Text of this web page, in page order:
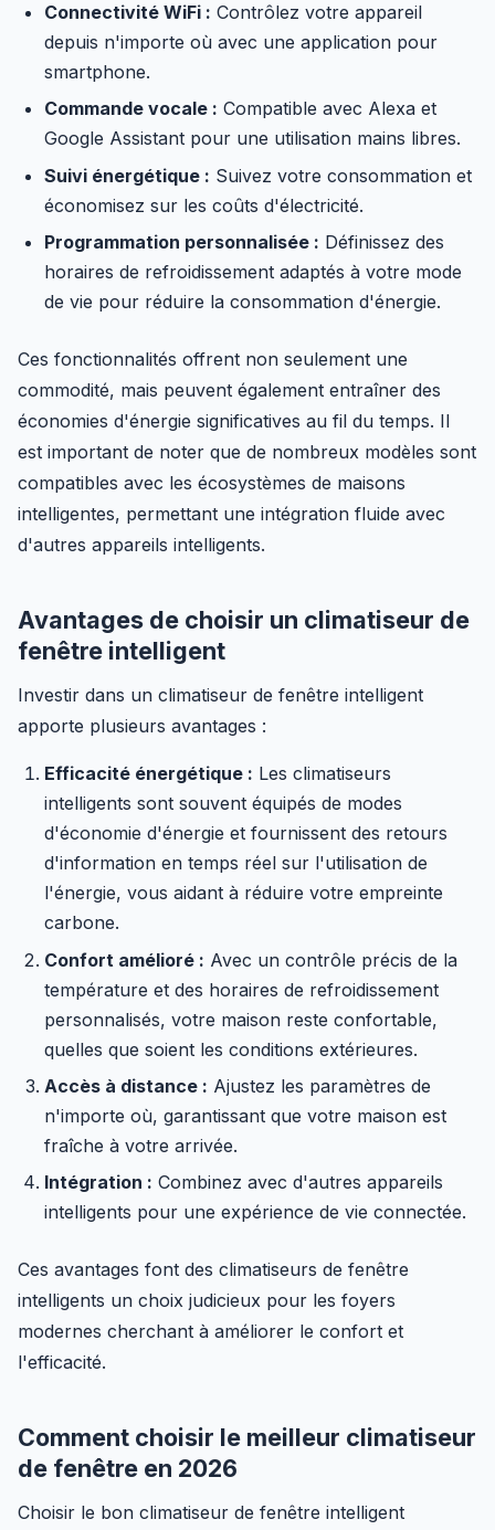
Connectivité WiFi : Contrôlez votre appareil
depuis n'importe où avec une application pour
smartphone.
Commande vocale : Compatible avec Alexa et
Google Assistant pour une utilisation mains libres.
Suivi énergétique : Suivez votre consommation et
économisez sur les coûts d'électricité.
Programmation personnalisée : Définissez des
horaires de refroidissement adaptés à votre mode
de vie pour réduire la consommation d'énergie.
Ces fonctionnalités offrent non seulement une
commodité, mais peuvent également entraîner des
économies d'énergie significatives au fil du temps. Il
est important de noter que de nombreux modèles sont
compatibles avec les écosystèmes de maisons
intelligentes, permettant une intégration fluide avec
d'autres appareils intelligents.
Avantages de choisir un climatiseur de
fenêtre intelligent
Investir dans un climatiseur de fenêtre intelligent
apporte plusieurs avantages :
Efficacité énergétique : Les climatiseurs
intelligents sont souvent équipés de modes
d'économie d'énergie et fournissent des retours
d'information en temps réel sur l'utilisation de
l'énergie, vous aidant à réduire votre empreinte
carbone.
Confort amélioré : Avec un contrôle précis de la
température et des horaires de refroidissement
personnalisés, votre maison reste confortable,
quelles que soient les conditions extérieures.
Accès à distance : Ajustez les paramètres de
n'importe où, garantissant que votre maison est
fraîche à votre arrivée.
Intégration : Combinez avec d'autres appareils
intelligents pour une expérience de vie connectée.
Ces avantages font des climatiseurs de fenêtre
intelligents un choix judicieux pour les foyers
modernes cherchant à améliorer le confort et
l'efficacité.
Comment choisir le meilleur climatiseur
de fenêtre en 2026
Choisir le bon climatiseur de fenêtre intelligent